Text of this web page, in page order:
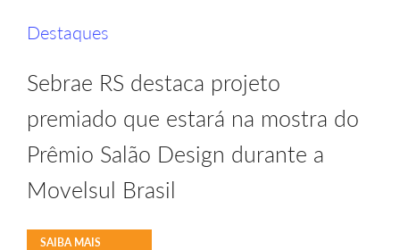
Destaques
Sebrae RS destaca projeto
premiado que estará na mostra do
Prêmio Salão Design durante a
Movelsul Brasil
SAIBA MAIS